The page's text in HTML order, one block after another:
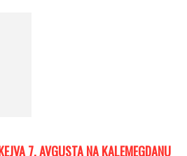
7. AVGUSTA NA KALEMEGDANU